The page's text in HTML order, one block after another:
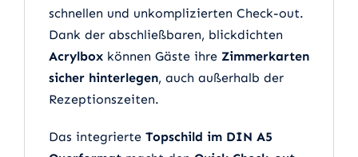
schnellen und unkomplizierten Check-out.
Dank der abschließbaren, blickdichten
Acrylboxkönnen Gäste ihre Zimmerkarten
sicher hinterlegen, auch außerhalb der
Rezeptionszeiten.
Das integrierte Topschild im DIN A5